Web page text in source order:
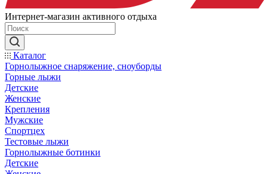
Интернет-магазин активного отдыха
Каталог
Горнолыжное снаряжение, сноуборды
Горные лыжи
Детские
Женские
Крепления
Мужские
Спортцех
Тестовые лыжи
Горнолыжные ботинки
Детские